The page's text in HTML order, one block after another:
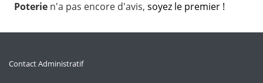
Poterie n'a pas encore d'avis, soyez le premier !
Contact Administratif